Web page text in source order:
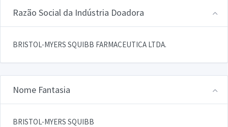
Razão Social da Indústria Doadora
BRISTOL-MYERS SQUIBB FARMACEUTICA LTDA.
Nome Fantasia
BRISTOL-MYERS SQUIBB